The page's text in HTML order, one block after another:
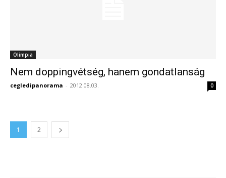
Olimpia
Nem doppingvétség, hanem gondatlanság
cegledipanorama - 2012.08.03. 0
1 2